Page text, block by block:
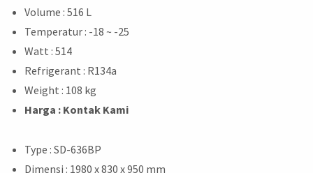
Volume : 516 L
Temperatur : -18 ~ -25
Watt : 514
Refrigerant : R134a
Weight : 108 kg
Harga : Kontak Kami
Type : SD-636BP
Dimensi : 1980 x 830 x 950 mm